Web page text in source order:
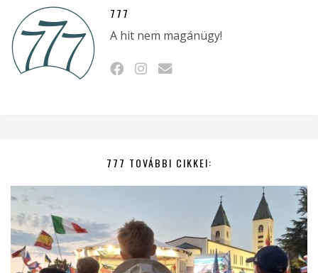
777
A hit nem magánügy!
777 TOVÁBBI CIKKEI: